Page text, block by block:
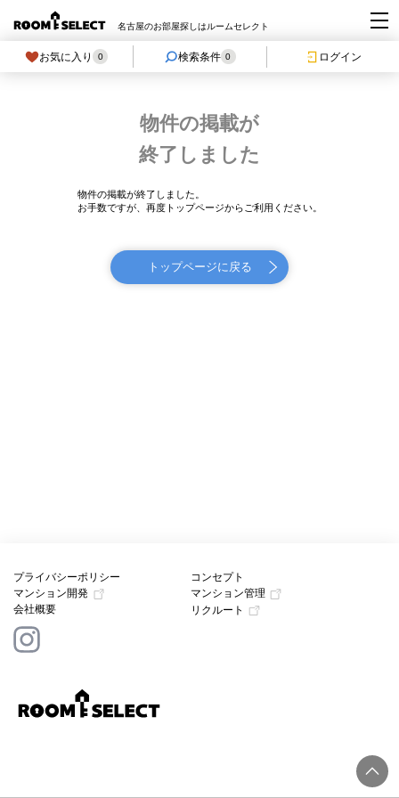
名古屋のお部屋探しはルームセレクト
お気に入り 0 検索条件 0 ログイン
物件の掲載が
終了しました
物件の掲載が終了しました。
お手数ですが、再度トップページからご利用ください。
トップページに戻る
プライバシーポリシー
コンセプト
マンション開発
マンション管理
会社概要
リクルート